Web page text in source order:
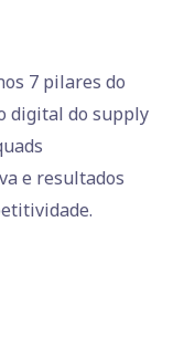
7 pilares do
digital do supply
e resultados